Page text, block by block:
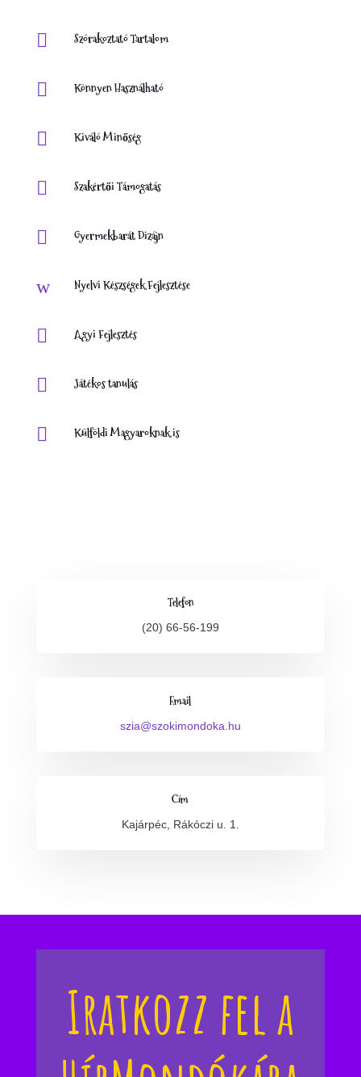
 Szórakoztató Tartalom
 Könnyen Használható
 Kiváló Minőség
 Szakértői Támogatás
 Gyermekbarát Dizájn
w Nyelvi Készségek Fejlesztése
 Agyi Fejlesztés
 Játékos tanulás
 Külföldi Magyaroknak is
Telefon
(20) 66-56-199
Email
szia@szokimondoka.hu
Cím
Kajárpéc, Rákóczi u. 1.
Iratkozz fel a